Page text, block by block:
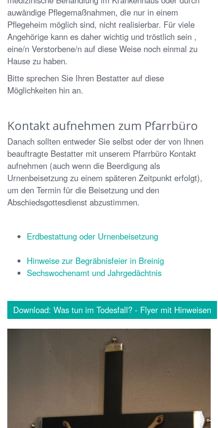
auwändige Pflegemaßnahmen, die nur in einem
Pflegeheim möglich sind, nicht realisierbar. Für viele
Angehörige kann es daher wichtig und tröstlich sein ,
eine/n Verstorbene/n auf diese Weise noch einmal zu
Hause zu haben.
Bitte sprechen Sie Ihren Bestatter auf diese
Möglichkeiten hin an.
Kontakt aufnehmen zum Pfarrbüro
Danach sollten entweder Sie selbst oder der von Ihnen
beauftragte Bestatter mit unserem Pfarrbüro Kontakt
aufnehmen (auch wenn die Beerdigung als
Urnenbeisetzung zu einem späteren Zeitpunkt erfolgt),
um den Termin für die Beisetzung und den
Abschiedsgottesdienst abzustimmen.
Erdbestattung oder Urnenbeisetzung
Hinweise zur Begräbnisfeier in Breinig
Sechswochenamt und Jahrgedächtnis
Download: Was tun im Todesfall? - Flyer mit Hinweisen